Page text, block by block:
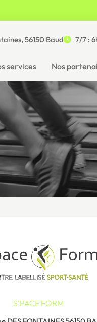
services Nos
56150 Baud 7/7 :
S'PACE FORM